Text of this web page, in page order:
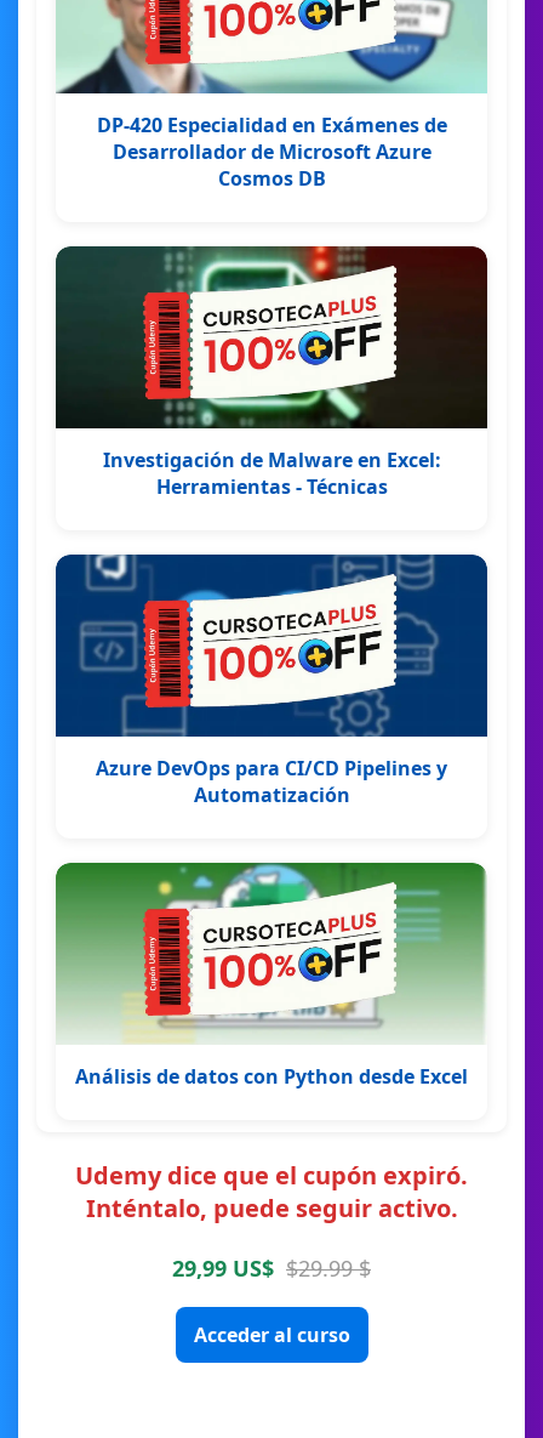
DP-420 Especialidad en Exámenes de
Desarrollador de Microsoft Azure
Cosmos DB
Investigación de Malware en Excel:
Herramientas - Técnicas
Azure DevOps para CI/CD Pipelines y
Automatización
Análisis de datos con Python desde Excel
Udemy dice que el cupón expiró.
Inténtalo, puede seguir activo.
29,99 US$ $29.99 $
Acceder al curso